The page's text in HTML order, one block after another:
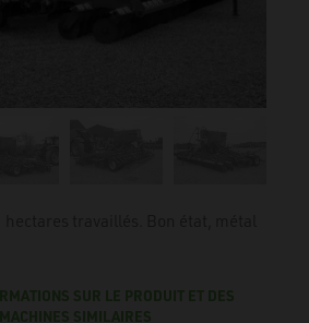
SUR LE PRODUIT ET DES
MACHINES SIMILAIRES